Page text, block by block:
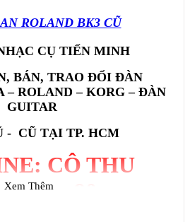
ROLAND BK3 CŨ
CỤ TIẾN MINH
BÁN, TRAO ĐỔI ĐÀN
– ROLAND – KORG – ĐÀN
GUITAR
- CŨ TẠI TP. HCM
CÔ THU
Xem Thêm